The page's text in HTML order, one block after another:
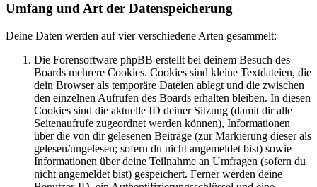
Umfang und Art der Datenspeicherung
Deine Daten werden auf vier verschiedene Arten gesammelt:
Die Forensoftware phpBB erstellt bei deinem Besuch des
Boards mehrere Cookies. Cookies sind kleine Textdateien, die
dein Browser als temporäre Dateien ablegt und die zwischen
den einzelnen Aufrufen des Boards erhalten bleiben. In diesen
Cookies sind die aktuelle ID deiner Sitzung (damit dir alle
Seitenaufrufe zugeordnet werden können), Informationen
über die von dir gelesenen Beiträge (zur Markierung dieser als
gelesen/ungelesen; sofern du nicht angemeldet bist) sowie
Informationen über deine Teilnahme an Umfragen (sofern du
nicht angemeldet bist) gespeichert. Ferner werden deine